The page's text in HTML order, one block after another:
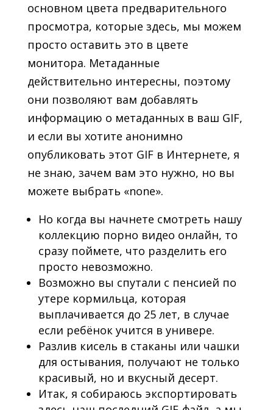
основном цвета предварительного
просмотра, которые здесь, мы можем
просто оставить это в цвете
монитора. Метаданные
действительно интересны, поэтому
они позволяют вам добавлять
информацию о метаданных в ваш GIF,
и если вы хотите анонимно
опубликовать этот GIF в Интернете, я
не знаю, зачем вам это нужно, но вы
можете выбрать «none».
Но когда вы начнете смотреть нашу
коллекцию порно видео онлайн, то
сразу поймете, что разделить его
просто невозможно.
Возможно вы спутали с пенсией по
утере кормильца, которая
выплачивается до 25 лет, в случае
если ребёнок учится в универе.
Разлив кисель в стаканы или чашки
для остывания, получают не только
красивый, но и вкусный десерт.
Итак, я собираюсь экспортировать